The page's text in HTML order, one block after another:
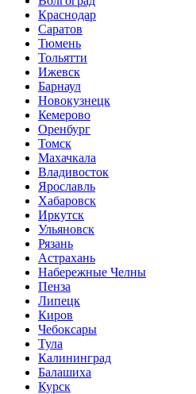
Краснодар
Саратов
Тюмень
Тольятти
Ижевск
Барнаул
Новокузнецк
Кемерово
Оренбург
Томск
Махачкала
Владивосток
Ярославль
Хабаровск
Иркутск
Ульяновск
Рязань
Астрахань
Набережные Челны
Пенза
Липецк
Киров
Чебоксары
Тула
Калининград
Балашиха
Курск